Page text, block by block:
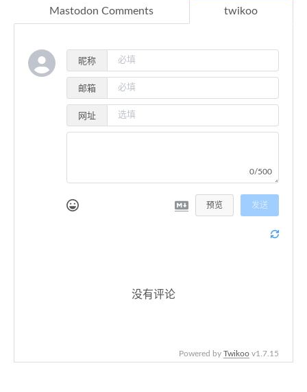
Mastodon Comments twikoo
昵称
邮箱
网址
0/500
预览 发送
没有评论
Powered by Twikoo v1.7.15